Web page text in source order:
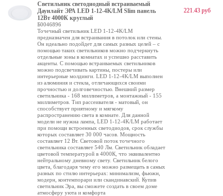
Светильник светодиодный встраиваемый
Даунлайт ЭРА LED 1-12-4K/LM Slim панель
12Вт 4000К круглый
Б0046896
Точечный светильник LED 1-12-4K/LM
предназначен для встраивания в потолок или стены.
Он идеально подойдет для самых разных целей – с
помощью таких светильников можно подчеркнуть
отдельные зоны в комнатах и успешно расставить
акценты. С помощью встраиваемых светильников
можно подсвечивать картины, постеры или
интерьерные молдинги. LED 1-12-4K/LM выполнен
из алюминия и стекла, отличающихся своими
прочностью и долговечностью. Внешний размер
светильника - 168 миллиметров, а монтажный - 155
миллиметров. Тип рассеивателя - матовый, он
способствует приятному и мягкому
распространению света в комнате. Для данной
модели не нужна лампа, LED 1-12-4K/LM работает
при помощи встроенных светодиодов, срок службы
которых составляет 30 000 часов. Мощность
составляет 12 Вт. Световой поток точечного
светильника составляет 540 Лм. Светильник обладает
цветовой температурой в 4000К, что эквивалентно
нейтральному дневному свету. Светильник белого
цвета, благодаря чему его можно размещать в самых
разных по стилю интерьерах: минимализм, фьюжн,
модерн, контемпорари или скандинавский. Купив
светильник Эра, вы сможете создать в своем доме
атмосферу уюта и комфорта
221.43 руб